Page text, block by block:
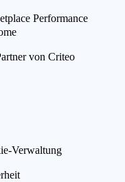
Performance
von Criteo
Verwaltung